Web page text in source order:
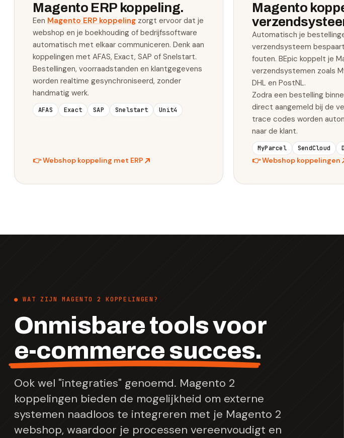
Magento ERP koppeling.
Een Magento ERP koppeling zorgt ervoor dat je
webshop en je boekhouding of bedrijfssoftware
automatisch met elkaar communiceren. Denk aan
koppelingen met AFAS, Exact, SAP of Snelstart.
Bestellingen, voorraadstanden en klantgegevens
worden realtime gesynchroniseerd, zonder
handmatig werk.
AFAS Exact SAP Snelstart Unit4
👉Webshop koppeling met ERP
Magento
Automatisch je
verzendsysteem
fouten. BEpic koppelt je
verzendsystemen zoals
DHL en PostNL.
Zodra een bestelling
direct aangemeld bij de
trace codes worden
naar de klant.
MyParcel SendCloud
👉Webshop koppelingen
● WAT ZIJN MAGENTO 2 KOPPELINGEN?
Onmisbare tools voor
e-commerce succes.
Ook wel "integraties" genoemd. Magento 2
koppelingen bieden de mogelijkheid om externe
systemen naadloos te integreren met je Magento 2
webshop, waardoor je processen vereenvoudigt en